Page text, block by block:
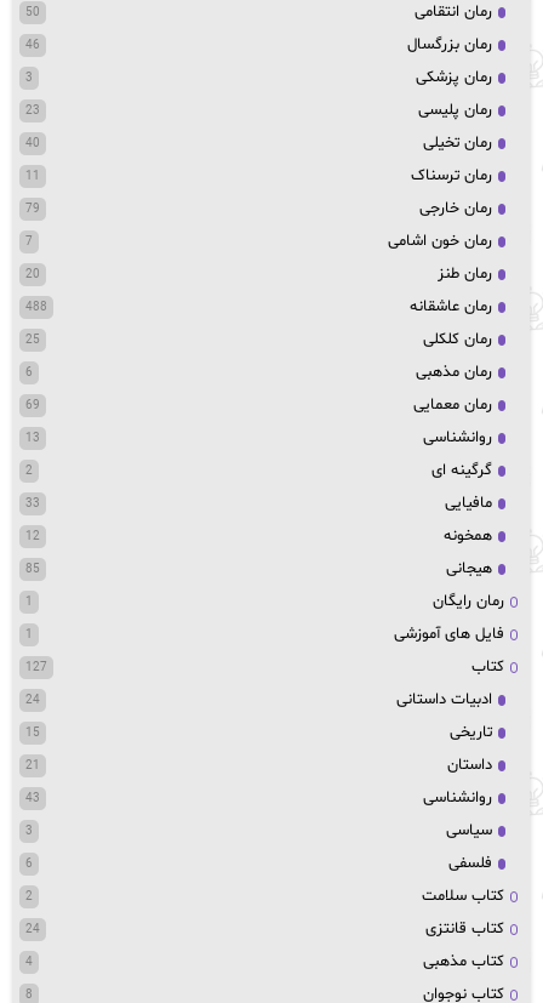
رمان انتقامی 50
رمان بزرگسال 46
رمان پزشکی 3
رمان پلیسی 23
رمان تخیلی 40
رمان ترسناک 11
رمان خارجی 79
رمان خون اشامی 7
رمان طنز 20
رمان عاشقانه 488
رمان کلکلی 25
رمان مذهبی 6
رمان معمایی 69
روانشناسی 13
گرگینه ای 2
مافیایی 33
همخونه 12
هیجانی 85
رمان رایگان 1
فایل های آموزشی 1
کتاب 127
ادبیات داستانی 24
تاریخی 15
داستان 21
روانشناسی 43
سیاسی 3
فلسفی 6
کتاب سلامت 2
کتاب قانتزی 24
کتاب مذهبی 4
کتاب نوجوان 8